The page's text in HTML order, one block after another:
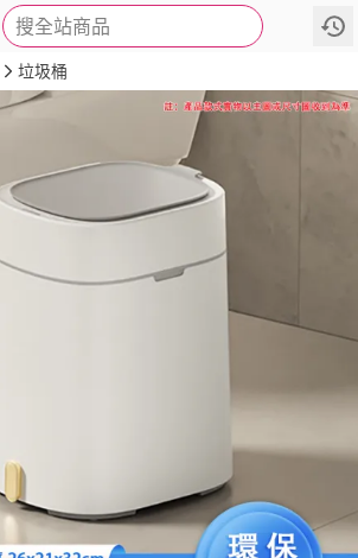
搜全站商品
評價 詳情
垃圾桶